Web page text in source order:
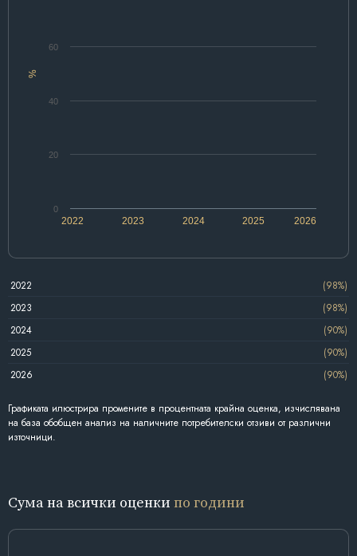
%
2022 2024 2026
2023 2025
0
20
40
60
2022
(98%)
2023
(98%)
2024
(90%)
2025
(90%)
2026
(90%)
Графиката илюстрира промените в процентната крайна оценка, изчислявана
на база обобщен анализ на наличните потребителски отзиви от различни
източници.
Сума на всички оценки по години